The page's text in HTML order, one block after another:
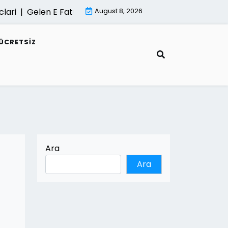
|Gelen E Faturalar Gorunmuyorsa Cozum Yollari |
August 8, 2026
Ara
Ara